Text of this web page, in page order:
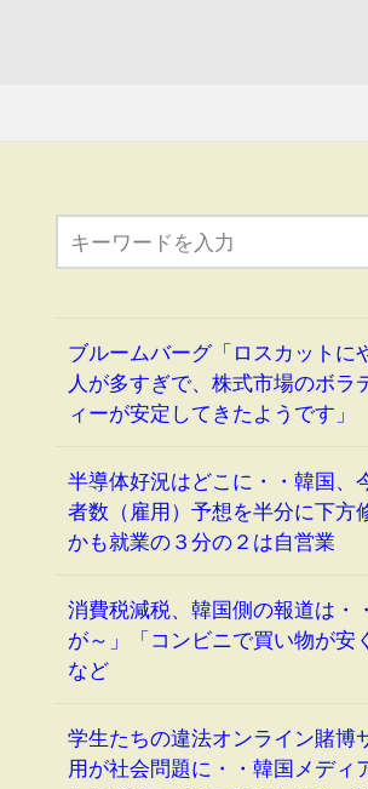
ブルームバーグ「ロスカットに
人が多すぎで、株式市場のボラ
ィーが安定してきたようです」
半導体好況はどこに・・韓国、
者数（雇用）予想を半分に下方
かも就業の３分の２は自営業
消費税減税、韓国側の報道は・
が～」「コンビニで買い物が安
など
学生たちの違法オンライン賭博
用が社会問題に・・韓国メディ